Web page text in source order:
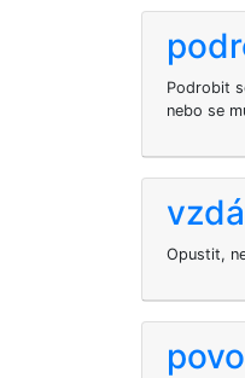
Podrobit
nebo se
Opustit,